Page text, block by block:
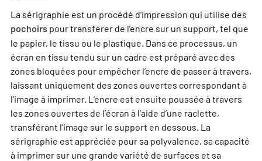
La sérigraphie est un procédé d’impression qui utilise des
pochoirs pour transférer de l’encre sur un support, tel que
le papier, le tissu ou le plastique. Dans ce processus, un
écran en tissu tendu sur un cadre est préparé avec des
zones bloquées pour empêcher l’encre de passer à travers,
laissant uniquement des zones ouvertes correspondant à
l’image à imprimer. L’encre est ensuite poussée à travers
les zones ouvertes de l’écran à l’aide d’une raclette,
transférant l’image sur le support en dessous. La
sérigraphie est appréciée pour sa polyvalence, sa capacité
à imprimer sur une grande variété de surfaces et sa